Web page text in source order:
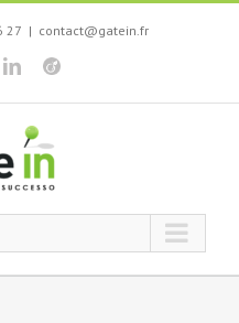
27 | contact@gatein.fr
LinkedIn
Viadeo